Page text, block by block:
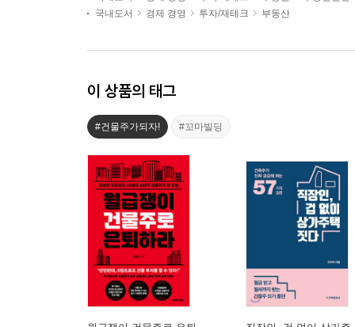
국내도서
경제 경영 투자/재테크 부동산
이 상품의 태그
#건물주가되자! #꼬마빌딩